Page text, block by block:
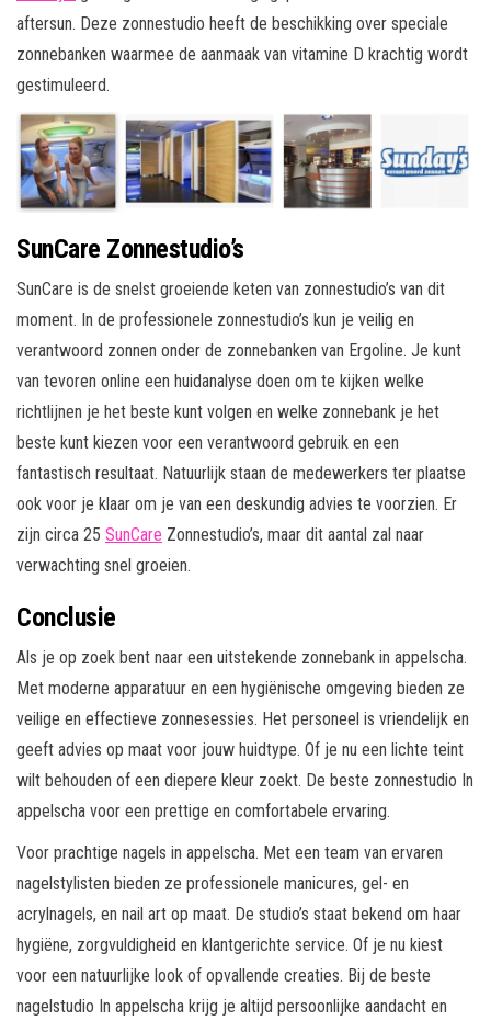
aftersun. Deze zonnestudio heeft de beschikking over speciale
zonnebanken waarmee de aanmaak van vitamine D krachtig wordt
gestimuleerd.
SunCare Zonnestudio’s
SunCare is de snelst groeiende keten van zonnestudio’s van dit
moment. In de professionele zonnestudio’s kun je veilig en
verantwoord zonnen onder de zonnebanken van Ergoline. Je kunt
van tevoren online een huidanalyse doen om te kijken welke
richtlijnen je het beste kunt volgen en welke zonnebank je het
beste kunt kiezen voor een verantwoord gebruik en een
fantastisch resultaat. Natuurlijk staan de medewerkers ter plaatse
ook voor je klaar om je van een deskundig advies te voorzien. Er
zijn circa 25 SunCare Zonnestudio’s, maar dit aantal zal naar
verwachting snel groeien.
Conclusie
Als je op zoek bent naar een uitstekende zonnebank in appelscha.
Met moderne apparatuur en een hygiënische omgeving bieden ze
veilige en effectieve zonnesessies. Het personeel is vriendelijk en
geeft advies op maat voor jouw huidtype. Of je nu een lichte teint
wilt behouden of een diepere kleur zoekt. De beste zonnestudio In
appelscha voor een prettige en comfortabele ervaring.
Voor prachtige nagels in appelscha. Met een team van ervaren
nagelstylisten bieden ze professionele manicures, gel- en
acrylnagels, en nail art op maat. De studio’s staat bekend om haar
hygiëne, zorgvuldigheid en klantgerichte service. Of je nu kiest
voor een natuurlijke look of opvallende creaties. Bij de beste
nagelstudio In appelscha krijg je altijd persoonlijke aandacht en